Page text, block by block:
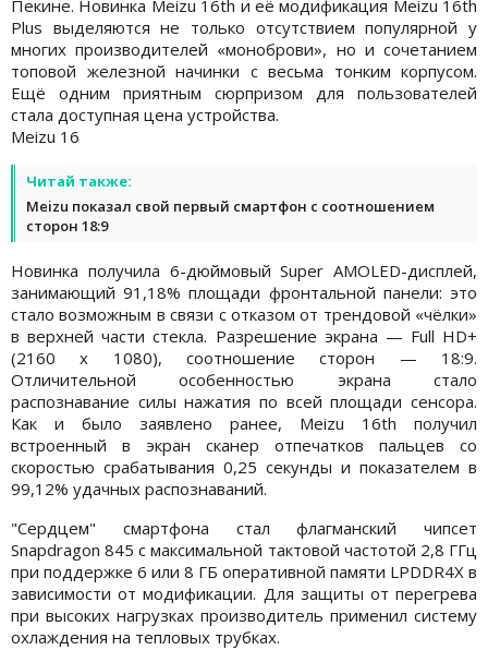
Пекине. Новинка Meizu 16th и её модификация Meizu 16th
Plus выделяются не только отсутствием популярной у
многих производителей «моноброви», но и сочетанием
топовой железной начинки с весьма тонким корпусом.
Ещё одним приятным сюрпризом для пользователей
стала доступная цена устройства.
Meizu 16
Читай также:
Meizu показал свой первый смартфон с соотношением
сторон 18:9
Новинка получила 6-дюймовый Super AMOLED-дисплей,
занимающий 91,18% площади фронтальной панели: это
стало возможным в связи с отказом от трендовой «чёлки»
в верхней части стекла. Разрешение экрана — Full HD+
(2160 х 1080), соотношение сторон — 18:9.
Отличительной особенностью экрана стало
распознавание силы нажатия по всей площади сенсора.
Как и было заявлено ранее, Meizu 16th получил
встроенный в экран сканер отпечатков пальцев со
скоростью срабатывания 0,25 секунды и показателем в
99,12% удачных распознаваний.
"Сердцем" смартфона стал флагманский чипсет
Snapdragon 845 с максимальной тактовой частотой 2,8 ГГц
при поддержке 6 или 8 ГБ оперативной памяти LPDDR4X в
зависимости от модификации. Для защиты от перегрева
при высоких нагрузках производитель применил систему
охлаждения на тепловых трубках.